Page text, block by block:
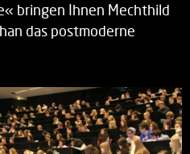
bringen Ihnen Mechthild
das postmoderne